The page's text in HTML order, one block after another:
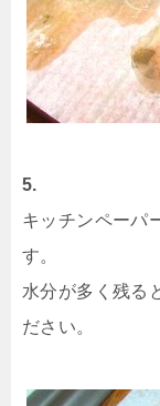
5.
キッチンペーパ
す。
水分が多く残る
ださい。